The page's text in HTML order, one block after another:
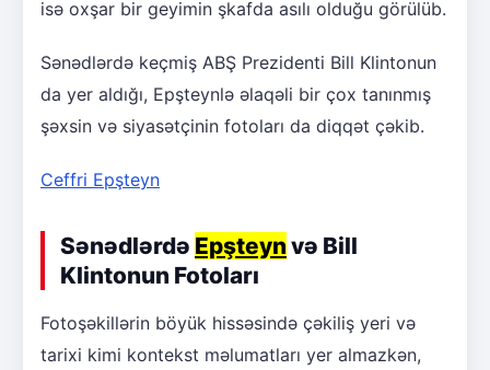
isə oxşar bir geyimin şkafda asılı olduğu görülüb.
Sənədlərdə keçmiş ABŞ Prezidenti Bill Klintonun
da yer aldığı, Epşteynlə əlaqəli bir çox tanınmış
şəxsin və siyasətçinin fotoları da diqqət çəkib.
Ceffri Epşteyn
Sənədlərdə Epşteyn və Bill
Klintonun Fotoları
Fotoşəkillərin böyük hissəsində çəkiliş yeri və
tarixi kimi kontekst məlumatları yer almazkən,